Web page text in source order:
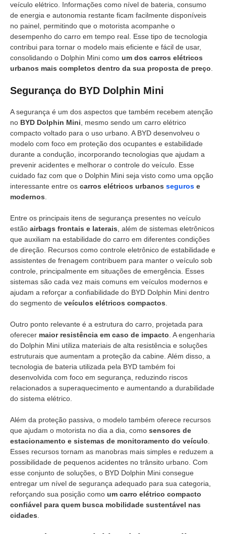
veículo elétrico. Informações como nível de bateria, consumo
de energia e autonomia restante ficam facilmente disponíveis
no painel, permitindo que o motorista acompanhe o
desempenho do carro em tempo real. Esse tipo de tecnologia
contribui para tornar o modelo mais eficiente e fácil de usar,
consolidando o Dolphin Mini como um dos carros elétricos
urbanos mais completos dentro da sua proposta de preço.
Segurança do BYD Dolphin Mini
A segurança é um dos aspectos que também recebem atenção
no BYD Dolphin Mini, mesmo sendo um carro elétrico
compacto voltado para o uso urbano. A BYD desenvolveu o
modelo com foco em proteção dos ocupantes e estabilidade
durante a condução, incorporando tecnologias que ajudam a
prevenir acidentes e melhorar o controle do veículo. Esse
cuidado faz com que o Dolphin Mini seja visto como uma opção
interessante entre os carros elétricos urbanos seguros e
modernos.
Entre os principais itens de segurança presentes no veículo
estão airbags frontais e laterais, além de sistemas eletrônicos
que auxiliam na estabilidade do carro em diferentes condições
de direção. Recursos como controle eletrônico de estabilidade e
assistentes de frenagem contribuem para manter o veículo sob
controle, principalmente em situações de emergência. Esses
sistemas são cada vez mais comuns em veículos modernos e
ajudam a reforçar a confiabilidade do BYD Dolphin Mini dentro
do segmento de veículos elétricos compactos.
Outro ponto relevante é a estrutura do carro, projetada para
oferecer maior resistência em caso de impacto. A engenharia
do Dolphin Mini utiliza materiais de alta resistência e soluções
estruturais que aumentam a proteção da cabine. Além disso, a
tecnologia de bateria utilizada pela BYD também foi
desenvolvida com foco em segurança, reduzindo riscos
relacionados a superaquecimento e aumentando a durabilidade
do sistema elétrico.
Além da proteção passiva, o modelo também oferece recursos
que ajudam o motorista no dia a dia, como sensores de
estacionamento e sistemas de monitoramento do veículo.
Esses recursos tornam as manobras mais simples e reduzem a
possibilidade de pequenos acidentes no trânsito urbano. Com
esse conjunto de soluções, o BYD Dolphin Mini consegue
entregar um nível de segurança adequado para sua categoria,
reforçando sua posição como um carro elétrico compacto
confiável para quem busca mobilidade sustentável nas
cidades.